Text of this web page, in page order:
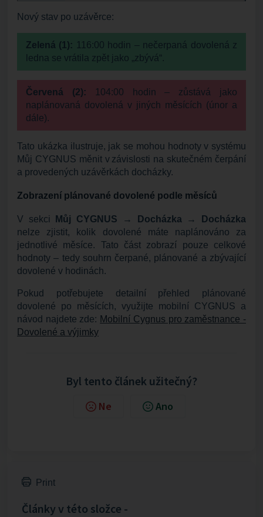
Nový stav po uzávěrce:
Zelená (1): 116:00 hodin – nečerpaná dovolená z
ledna se vrátila zpět jako „zbývá“.
Červená (2): 104:00 hodin – zůstává jako
naplánovaná dovolená v jiných měsících (únor a
dále).
Tato ukázka ilustruje, jak se mohou hodnoty v systému
Můj CYGNUS měnit v závislosti na skutečném čerpání
a provedených uzávěrkách docházky.
Zobrazení plánované dovolené podle měsíců
V sekci
Můj CYGNUS → Docházka → Docházka
nelze zjistit, kolik dovolené máte naplánováno za
jednotlivé měsíce. Tato část zobrazí pouze celkové
hodnoty – tedy souhrn čerpané, plánované a zbývající
dovolené v hodinách.
Pokud potřebujete detailní přehled plánované
dovolené po měsících, využijte mobilní CYGNUS a
návod najdete zde: Mobilní Cygnus pro zaměstnance -
Dovolené a výjimky
Byl tento článek užitečný?
Ne Ano
Print
Články v této složce -